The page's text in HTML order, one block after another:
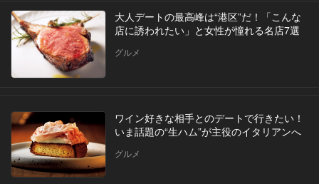
大人デートの最高峰は“港区”だ！「こんな
店に誘われたい」と女性が憧れる名店7選
グルメ
ワイン好きな相手とのデートで行きたい！
いま話題の“生ハム”が主役のイタリアンへ
グルメ